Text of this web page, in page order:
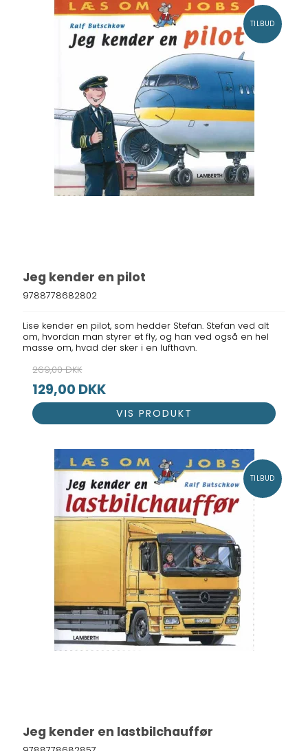
TILBUD
Jeg kender en pilot
9788778682802
Lise kender en pilot, som hedder Stefan. Stefan ved alt
om, hvordan man styrer et fly, og han ved også en hel
masse om, hvad der sker i en lufthavn.
269,00 DKK
129,00 DKK
VIS PRODUKT
TILBUD
Jeg kender en lastbilchauffør